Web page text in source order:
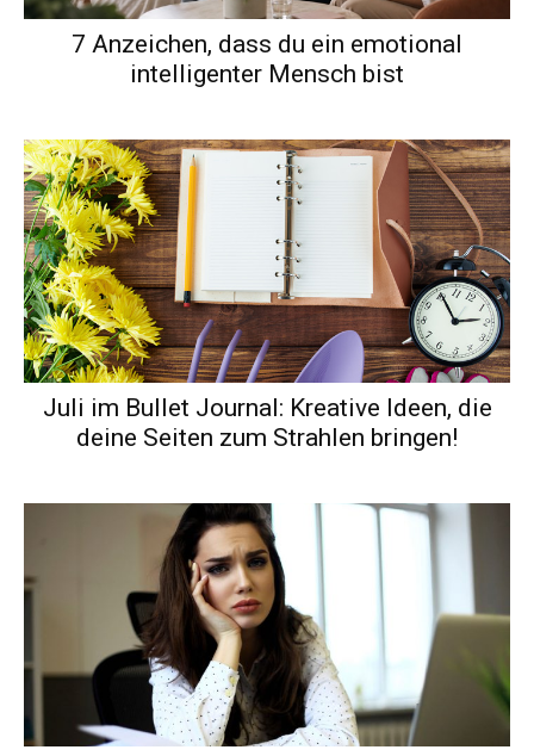
7 Anzeichen, dass du ein emotional
intelligenter Mensch bist
Juli im Bullet Journal: Kreative Ideen, die
deine Seiten zum Strahlen bringen!